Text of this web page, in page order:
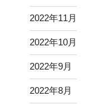
2022年11月
2022年10月
2022年9月
2022年8月